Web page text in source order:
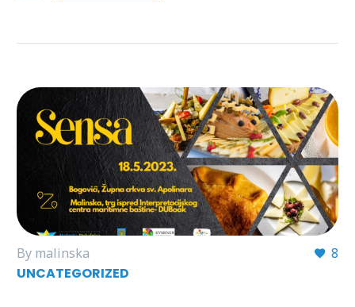
8
By malinska
UNCATEGORIZED